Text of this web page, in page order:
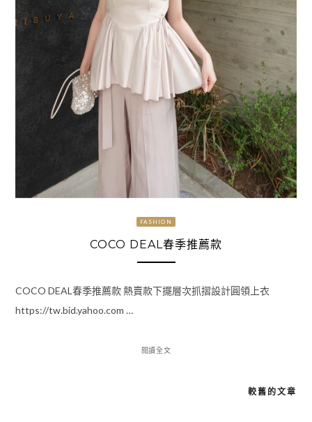
FASHION
COCO DEAL春季推薦款
COCO DEAL春季推薦款 熱賣款下擺層次抓摺設計圓領上衣
https://tw.bid.yahoo.com …
閱讀全文
較舊的文章